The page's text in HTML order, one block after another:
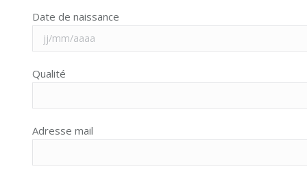
Date de naissance
Qualité
Adresse mail